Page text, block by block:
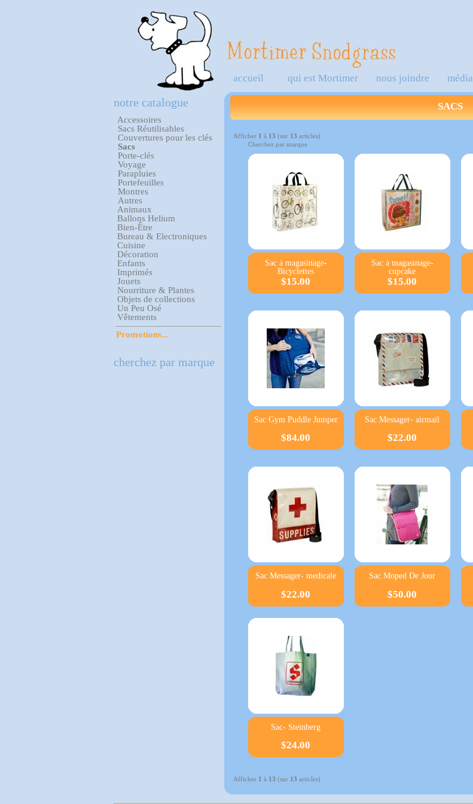
accueil qui est Mortimer nous joindre média
notre catalogue
Accessoires
Sacs Réutilisables
Couvertures pour les clés
Sacs
Porte-clés
Voyage
Parapluies
Portefeuilles
Montres
Autres
Animaux
Ballons Helium
Bien-Être
Bureau & Electroniques
Cuisine
Décoration
Enfants
Imprimés
Jouets
Nourriture & Plantes
Objets de collections
Un Peu Osé
Vêtements
Promotions...
cherchez par marque
SACS
Afficher 1 à 13 (sur 13 articles)
Cherchez par marque
Sac à magasinage-
Bicyclettes
$15.00
Sac à magasinage-
cupcake
$15.00
Sac Gym Puddle Jumper
$84.00
Sac Messager- airmail
$22.00
Sac Messager- medicale
$22.00
Sac Moped De Jour
$50.00
Sac- Steinberg
$24.00
Afficher 1 à 13 (sur 13 articles)